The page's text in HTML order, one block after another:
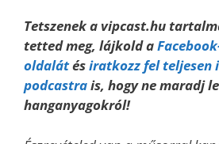
Tetszenek a vipcast.hu
tetted meg, lájkold a
oldalátésiratkozz fel teljesen
podcastrais, hogy ne maradj
hanganyagokról!